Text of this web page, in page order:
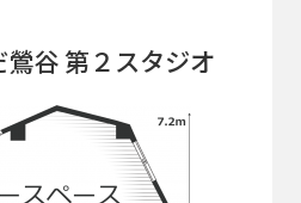
谷 第２スタジオ